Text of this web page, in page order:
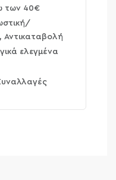
των 40€
Αντικαταβολή
ελεγμένα